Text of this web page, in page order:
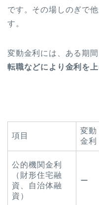
です。その場しのぎで
す。
変動金利には、ある期
転職などにより金利を
項目
変動
金利
公的機関金利
（財形住宅融
資、自治体融
資）
ー